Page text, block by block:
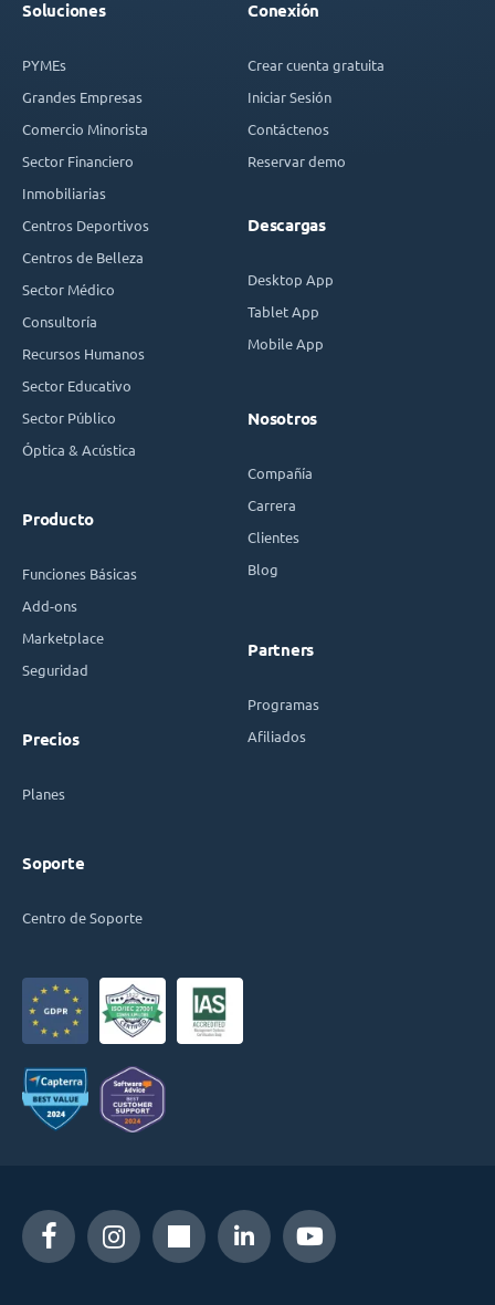
Soluciones
PYMEs
Grandes Empresas
Comercio Minorista
Sector Financiero
Inmobiliarias
Centros Deportivos
Centros de Belleza
Sector Médico
Consultoría
Recursos Humanos
Sector Educativo
Sector Público
Óptica & Acústica
Producto
Funciones Básicas
Add-ons
Marketplace
Seguridad
Precios
Planes
Soporte
Centro de Soporte
Conexión
Crear cuenta gratuita
Iniciar Sesión
Contáctenos
Reservar demo
Descargas
Desktop App
Tablet App
Mobile App
Nosotros
Compañía
Carrera
Clientes
Blog
Partners
Programas
Afiliados